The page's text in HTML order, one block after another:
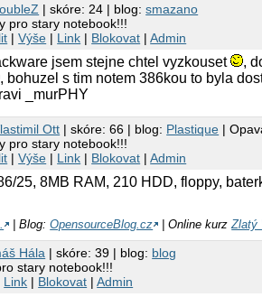
| skóre: 24 | blog:smazano
pro stary notebook!!!
|Výše | Link | Blokovat |Admin
jsem stejne chtel vyzkouset
,
, bohuzel s tim notem 386kou to byla
_murPHY
Ott | skóre: 66 | blog: Plastique |
pro stary notebook!!!
|Výše | Link | Blokovat |Admin
25, 8MB RAM, 210 HDD, floppy,
| Blog:OpensourceBlog.cz | Online kurzZlatý
Hála | skóre: 39 | blog: blog
stary notebook!!!
Link | Blokovat |Admin